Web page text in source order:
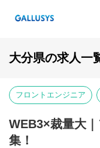
大分県の求人一
フロントエンジニア
WEB3×裁量大
集！